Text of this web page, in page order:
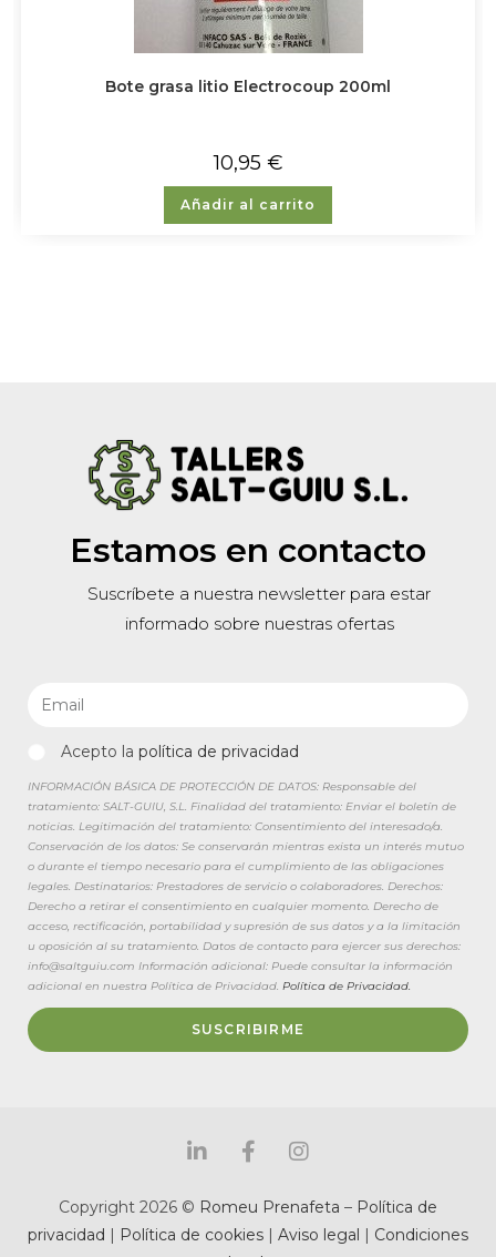
Bote grasa litio Electrocoup 200ml
10,95 €
Añadir al carrito
Estamos en contacto
Suscríbete a nuestra newsletter para estar
informado sobre nuestras ofertas
Acepto la política de privacidad
INFORMACIÓN BÁSICA DE PROTECCIÓN DE DATOS: Responsable del
tratamiento: SALT-GUIU, S.L. Finalidad del tratamiento: Enviar el boletín de
noticias. Legitimación del tratamiento: Consentimiento del interesado/a.
Conservación de los datos: Se conservarán mientras exista un interés mutuo
o durante el tiempo necesario para el cumplimiento de las obligaciones
legales. Destinatarios: Prestadores de servicio o colaboradores. Derechos:
Derecho a retirar el consentimiento en cualquier momento. Derecho de
acceso, rectificación, portabilidad y supresión de sus datos y a la limitación
u oposición al su tratamiento. Datos de contacto para ejercer sus derechos:
info@saltguiu.com Información adicional: Puede consultar la información
adicional en nuestra Política de Privacidad. Política de Privacidad.
SUSCRIBIRME
Copyright 2026 © Romeu Prenafeta – Política de
privacidad | Política de cookies | Aviso legal | Condiciones